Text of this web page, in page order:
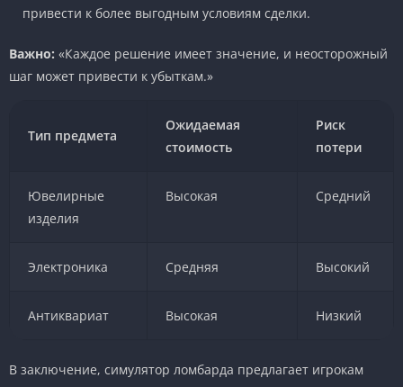
привести к более выгодным условиям сделки.
Важно: «Каждое решение имеет значение, и неосторожный
шаг может привести к убыткам.»
Тип предмета
Ожидаемая
стоимость
Риск
потери
Ювелирные
изделия
Высокая Средний
Электроника Средняя Высокий
Антиквариат Высокая Низкий
В заключение, симулятор ломбарда предлагает игрокам